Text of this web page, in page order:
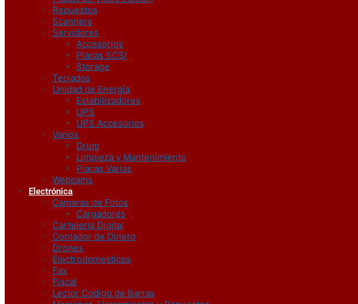
Repuestos
Scanners
Servidores
Accesorios
Placas SCSI
Storage
Teclados
Unidad de Energía
Estabilizadores
UPS
UPS Accesorios
Varios
Drum
Limpieza y Mantenimiento
Placas Varias
Webcams
Electrónica
Camaras de Fotos
Cargadores
Carteleria Digital
Contador de Dinero
Drones
Electrodomesticos
Fax
Fiscal
Lector Codigo de Barras